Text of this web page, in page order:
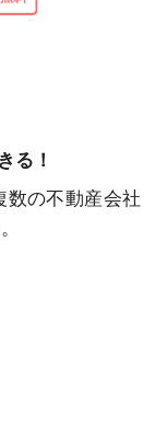
る！
数の不動産会社